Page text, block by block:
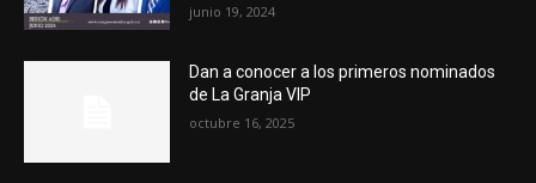
junio 19, 2024
Dan a conocer a los primeros nominados
de La Granja VIP
octubre 16, 2025